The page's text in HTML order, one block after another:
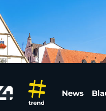
|
News